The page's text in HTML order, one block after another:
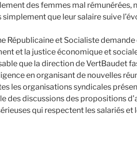
des femmes mal rémunérées,
simplement que leur salaire suive
Républicaine et Socialiste
et la justice économique et
que la direction de VertBaudet
en organisant de nouvelles
les organisations syndicales
des discussions des propositions
qui respectent les salariés